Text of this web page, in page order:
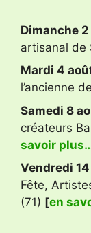
Dimanche
artisanal de
Mardi 4
l’ancienne
Samedi 8
créateurs
savoir
Vendredi
Fête,
(71) [en